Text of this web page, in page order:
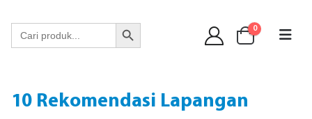
Search
for:
Search Button
0
10 Rekomendasi Lapangan